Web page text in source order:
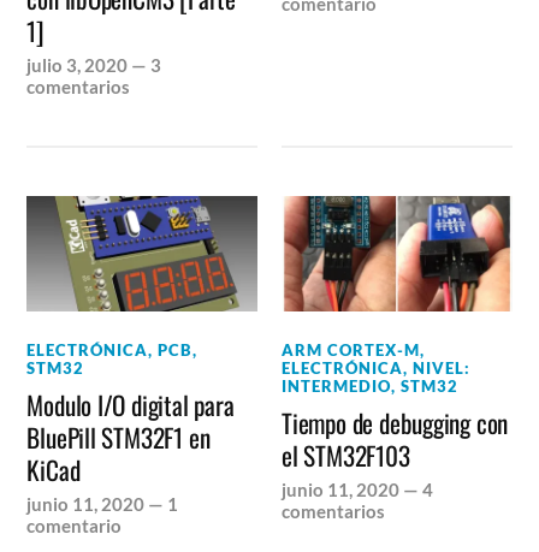
1]
julio 3, 2020 — 3
comentarios
ELECTRÓNICA,PCB,
STM32
Modulo I/O digital para
BluePill STM32F1 en
KiCad
junio 11, 2020 — 1
comentario
ARM CORTEX-M,
ELECTRÓNICA,NIVEL:
INTERMEDIO,STM32
Tiempo de debugging con
el STM32F103
junio 11, 2020 —4
comentarios